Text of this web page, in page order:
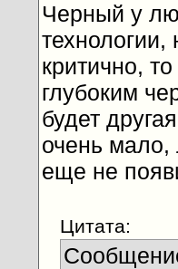
Черный у
критично,
глубоким
будет
очень
еще не
Цитата: